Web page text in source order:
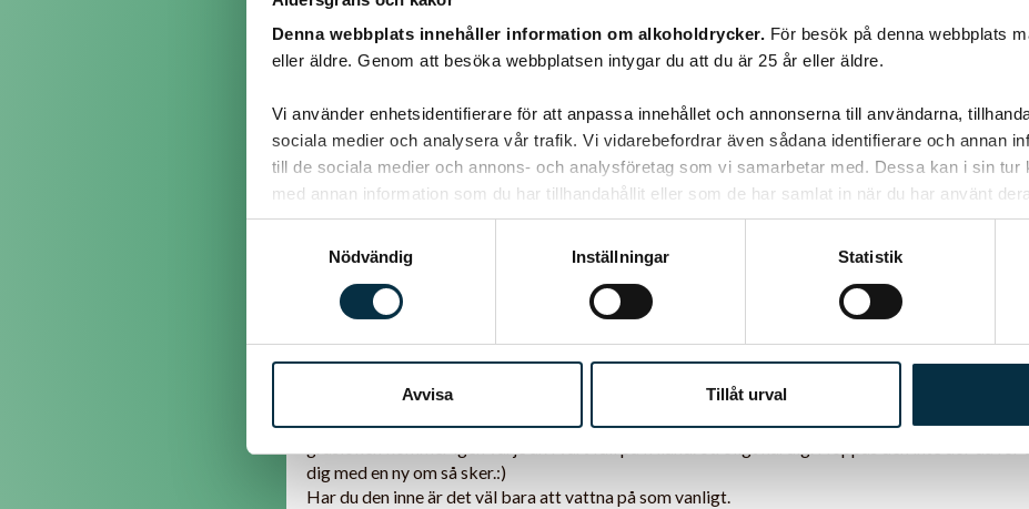
Denna webbplats innehåller information om alkoholdrycker. För besök på denna webbplats
eller äldre. Genom att besöka webbplatsen intygar du att du är 25 år eller äldre.
Vi använder enhetsidentifierare för att anpassa innehållet och annonserna till användarna,
sociala medier och analysera vår trafik. Vi vidarebefordrar även sådana identifierare och annan
till de sociala medier och annons- och analysföretag som vi samarbetar med. Dessa kan i sin tur
med annan information som du har tillhandahållit eller som de har samlat in när du har använt
Nödvändig
Inställningar Statistik
Avvisa Tillåt urval
Siken...(H)
Låt den Vila.
RIP
dig med en ny om så sker.:)
Har du den inne är det väl bara att vattna på som vanligt.